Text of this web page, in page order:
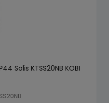
Solis KTSS20NB KOBI